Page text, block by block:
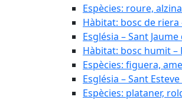
Espècies: roure,
Hàbitat: bosc de
Església – Sant
Hàbitat: bosc humit –
Espècies: figuera,
Església – Sant
Espècies: plataner,